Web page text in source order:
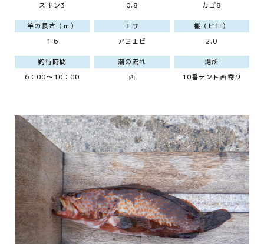
スキン3
0.8
カゴ8
竿の長さ（ｍ）
1.6
エサ
アミエビ
棚（ヒロ）
2.0
釣行時間
6：00～10：00
潮の流れ
西
場所
10番テント西寄り